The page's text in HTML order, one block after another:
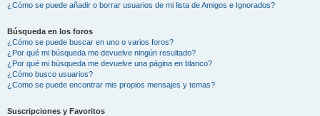
¿Cómo se puede añadir o borrar usuarios de mi lista de Amigos e Ignorados?
Búsqueda en los foros
¿Cómo se puede buscar en uno o varios foros?
¿Por qué mi búsqueda me devuelve ningún resultado?
¿Por qué mi búsqueda me devuelve una página en blanco?
¿Cómo busco usuarios?
¿Como se puede encontrar mis propios mensajes y temas?
Suscripciones y Favoritos